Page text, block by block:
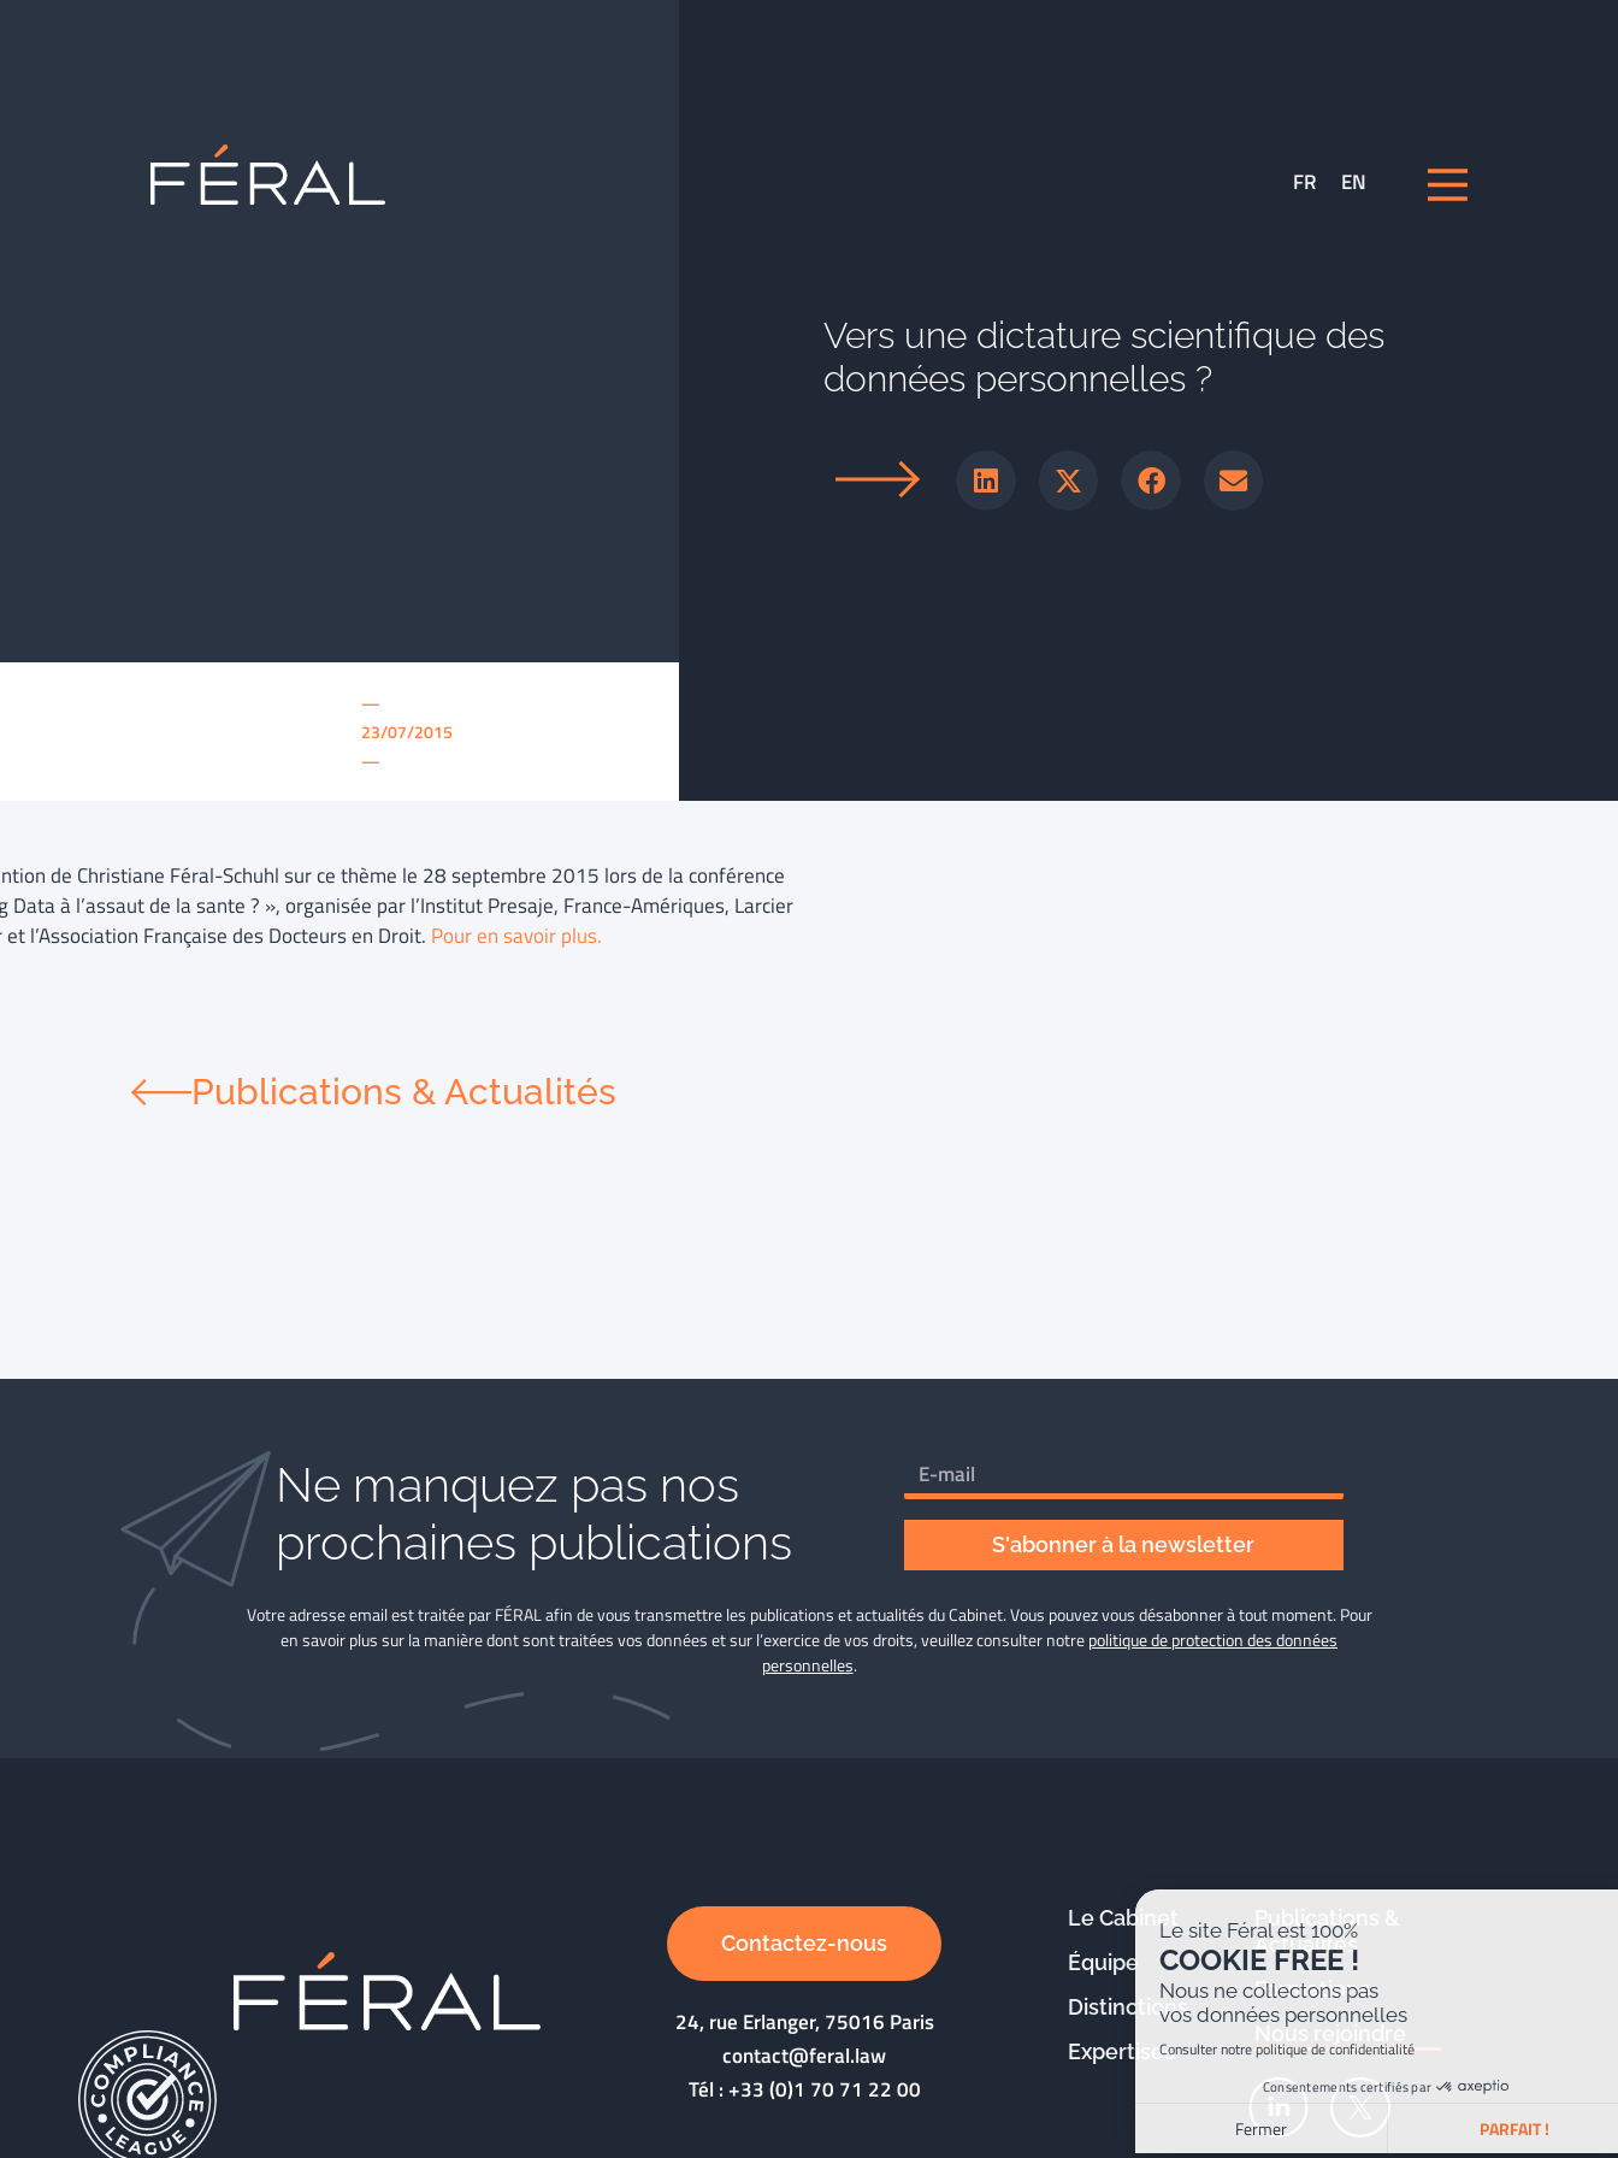
FR EN
—
23/07/2015
—
Vers une dictature scientifique des
données personnelles ?
de Christiane Féral-Schuhl sur ce thème le 28 septembre 2015 lors de la conférence
Data à l’assaut de la sante ? », organisée par l’Institut Presaje, France-Amériques, Larcier
l’Association Française des Docteurs en Droit. Pour en savoir plus.
Publications & Actualités
Ne manquez pas nos
prochaines publications
S'abonner à la newsletter
Votre adresse email est traitée par FÉRAL afin de vous transmettre les publications et actualités du Cabinet. Vous pouvez vous désabonner à tout moment. Pour
en savoir plus sur la manière dont sont traitées vos données et sur l’exercice de vos droits, veuillez consulter notrepolitique de protection des données
personnelles.
Contactez-nous
24, rue Erlanger, 75016 Paris
contact@feral.law
Tél :+33 (0)1 70 71 22 00
Le Cabinet
Équipe
Distinctions
Expertises
Publications &
Actualités
Formations
Nous rejoindre
Le site Féral est 100%
COOKIE FREE !
Nous ne collectons pas
vos données personnelles
Consulter notre politique de confidentialité
Consentements certifiés par
Fermer PARFAIT !